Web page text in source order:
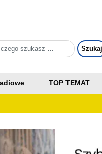
TOP TEMAT